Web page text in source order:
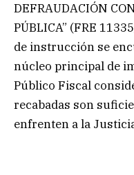
DEFRAUDACIÓN
PÚBLICA” (FRE
de instrucción se
núcleo principal de
Público Fiscal
recabadas son
enfrenten a la